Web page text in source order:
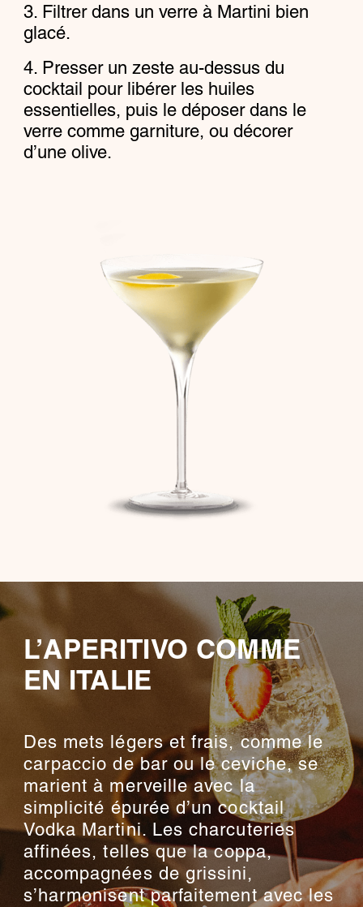
Filtrer dans un verre à Martini bien
glacé.
Presser un zeste au-dessus du
cocktail pour libérer les huiles
essentielles, puis le déposer dans le
verre comme garniture, ou décorer
d’une olive.
L’APERITIVO COMME
EN ITALIE
Des mets légers et frais, comme le
carpaccio de bar ou le ceviche, se
marient à merveille avec la
simplicité épurée d’un cocktail
Vodka Martini. Les charcuteries
affinées, telles que la coppa,
accompagnées de grissini,
s’harmonisent parfaitement avec les